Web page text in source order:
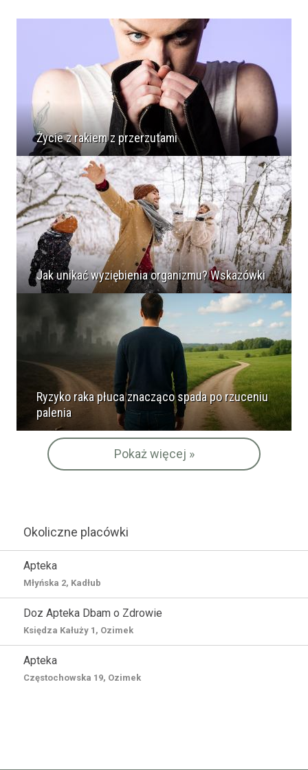
Życie z rakiem z przerzutami
Jak unikać wyziębienia organizmu? Wskazówki
Ryzyko raka płuca znacząco spada po rzuceniu
palenia
Pokaż więcej »
Okoliczne placówki
Apteka
Młyńska 2, Kadłub
Doz Apteka Dbam o Zdrowie
Księdza Kałuży 1, Ozimek
Apteka
Częstochowska 19, Ozimek